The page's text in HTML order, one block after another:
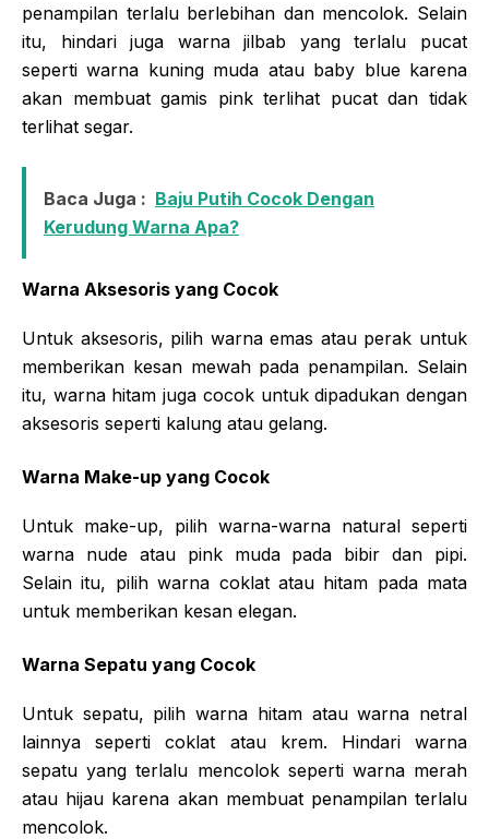
penampilan terlalu berlebihan dan mencolok. Selain
itu, hindari juga warna jilbab yang terlalu pucat
seperti warna kuning muda atau baby blue karena
akan membuat gamis pink terlihat pucat dan tidak
terlihat segar.
Baca Juga : Baju Putih Cocok Dengan
Kerudung Warna Apa?
Warna Aksesoris yang Cocok
Untuk aksesoris, pilih warna emas atau perak untuk
memberikan kesan mewah pada penampilan. Selain
itu, warna hitam juga cocok untuk dipadukan dengan
aksesoris seperti kalung atau gelang.
Warna Make-up yang Cocok
Untuk make-up, pilih warna-warna natural seperti
warna nude atau pink muda pada bibir dan pipi.
Selain itu, pilih warna coklat atau hitam pada mata
untuk memberikan kesan elegan.
Warna Sepatu yang Cocok
Untuk sepatu, pilih warna hitam atau warna netral
lainnya seperti coklat atau krem. Hindari warna
sepatu yang terlalu mencolok seperti warna merah
atau hijau karena akan membuat penampilan terlalu
mencolok.